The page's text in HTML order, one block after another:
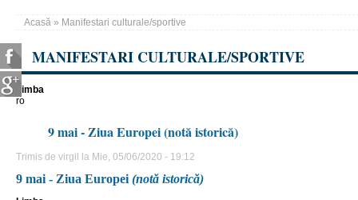
Eşti aici
Acasă » Manifestari culturale/sportive
MANIFESTARI CULTURALE/SPORTIVE
Limba
ro
9 mai - Ziua Europei (notă istorică)
Trimis de virgil la Mie, 05/06/2020 - 19:12
9 mai - Ziua Europei (notă istorică)